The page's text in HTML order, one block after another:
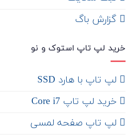
‌ گزارش باگ
خرید لپ تاپ استوک و نو
لپ تاپ با هارد SSD
خرید لپ تاپ Core i7
لپ تاپ صفحه لمسی